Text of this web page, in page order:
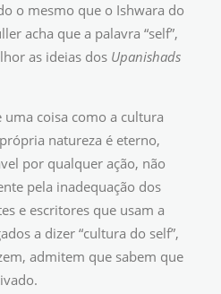
o mesmo que o Ishwara do
acha que a palavra “self”,
as ideias dos Upanishads
uma coisa como a cultura
natureza é eterno,
por qualquer ação, não
pela inadequação dos
e escritores que usam a
a dizer “cultura do self”,
admitem que sabem que